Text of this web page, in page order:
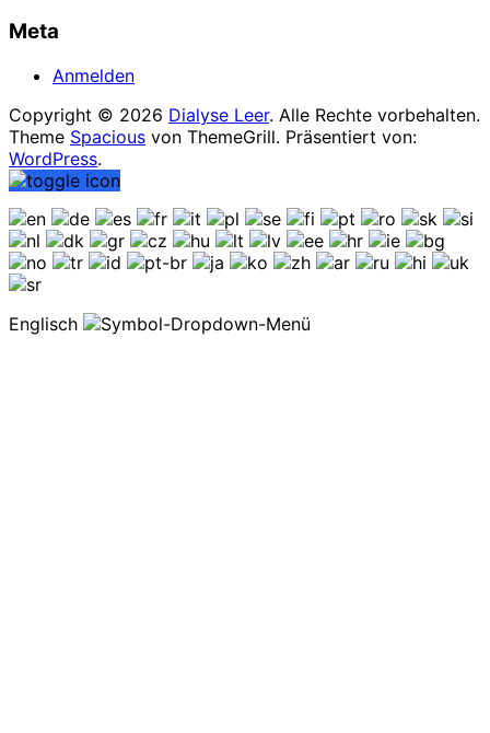
Meta
Anmelden
Copyright © 2026 Dialyse Leer. Alle Rechte vorbehalten.
Theme Spacious von ThemeGrill. Präsentiert von:
WordPress.
Englisch